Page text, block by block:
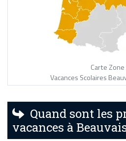
Carte Zone
Vacances Scolaires
Quand sont les
vacances à